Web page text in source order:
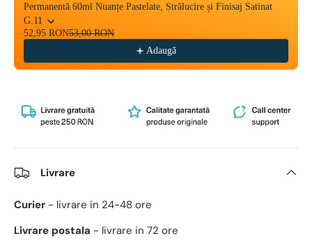
Permanentă 60ml Nuanțe Pastelate, Strălucire și Finisaj Satinat
G.11
52,95 RON53,00 RON
Adaugă
Livrare
Curier - livrare in 24-48 ore
Livrare postala - livrare in 72 ore